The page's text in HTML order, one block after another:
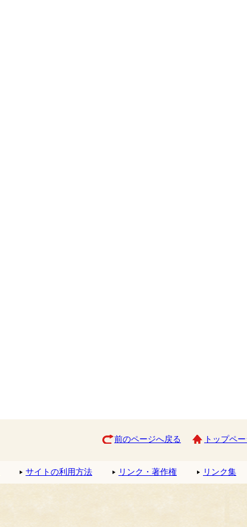
前のページへ戻る トップペ
サイトの利用方法 リンク・著作権 リンク集